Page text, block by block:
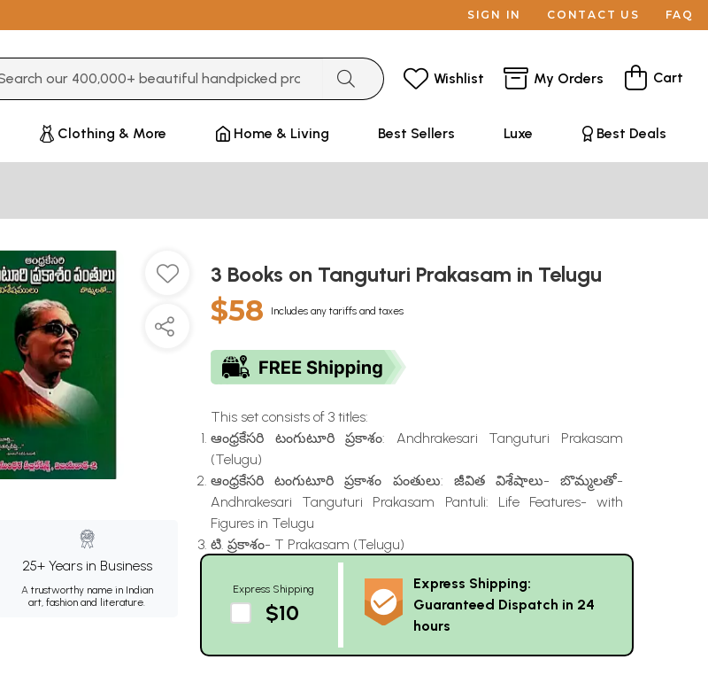
SIGN IN CONTACT US FAQ
Wishlist My Orders Cart
Clothing & More Home & Living Best Sellers Luxe Best Deals
25+ Years in Business
A trustworthy name in Indian
art, fashion and literature.
3 Books on Tanguturi Prakasam in Telugu
$58 Includes any tariffs and taxes
This set consists of 3 titles:
ఆంధ్రకేసరి టంగుటూరి ప్రకాశం: Andhrakesari Tanguturi Prakasam
(Telugu)
ఆంధ్రకేసరి టంగుటూరి ప్రకాశం పంతులు: జీవిత విశేషాలు- బొమ్మలతో-
Andhrakesari Tanguturi Prakasam Pantuli: Life Features- with
Figures in Telugu
టి. ప్రకాశం- T Prakasam (Telugu)
Express Shipping
$10
Express Shipping:
Guaranteed Dispatch in 24
hours